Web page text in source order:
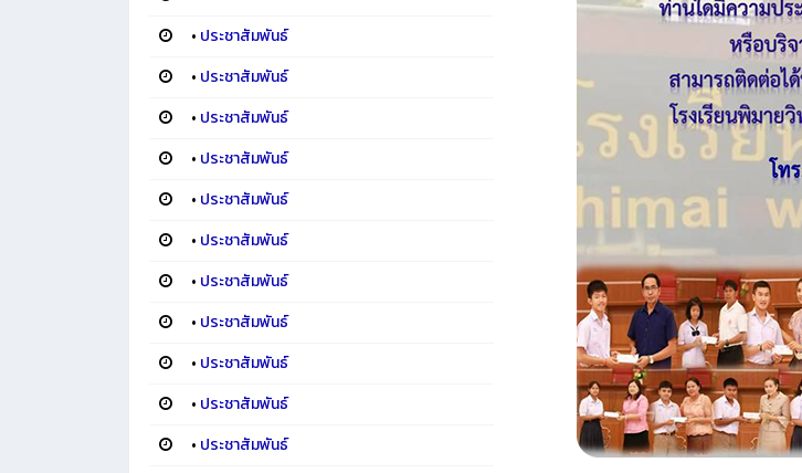
• ประชาสัมพันธ์
• ประชาสัมพันธ์
• ประชาสัมพันธ์
• ประชาสัมพันธ์
• ประชาสัมพันธ์
• ประชาสัมพันธ์
• ประชาสัมพันธ์
• ประชาสัมพันธ์
• ประชาสัมพันธ์
• ประชาสัมพันธ์
• ประชาสัมพันธ์